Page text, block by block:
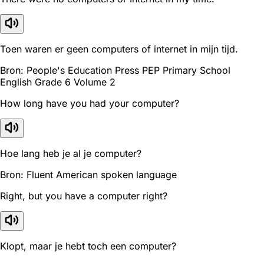
Toen waren er geen computers of internet in mijn tijd.
Bron: People's Education Press PEP Primary School
English Grade 6 Volume 2
How long have you had your computer?
Hoe lang heb je al je computer?
Bron: Fluent American spoken language
Right, but you have a computer right?
Klopt, maar je hebt toch een computer?